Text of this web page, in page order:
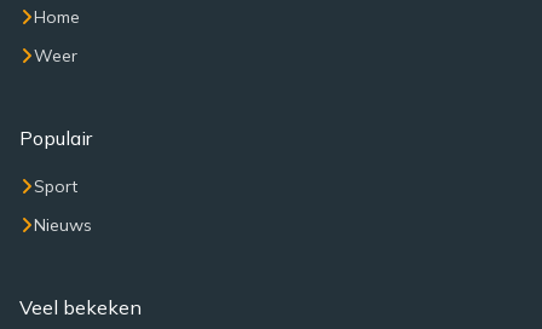
Home
Weer
Populair
Sport
Nieuws
Veel bekeken